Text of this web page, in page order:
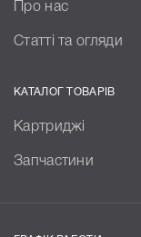
Про нас
Статті та огляди
КАТАЛОГ ТОВАРІВ
Картриджі
Запчастини